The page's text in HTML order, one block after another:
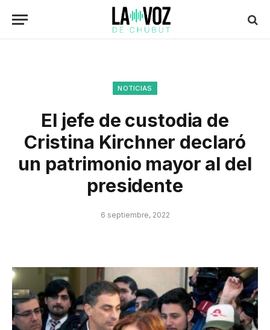
NOTICIAS
El jefe de custodia de
Cristina Kirchner declaró
un patrimonio mayor al del
presidente
6 septiembre, 2022